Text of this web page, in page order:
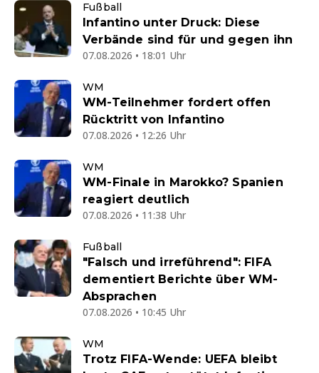
Fußball
Infantino unter Druck: Diese
Verbände sind für und gegen ihn
07.08.2026 • 18:01 Uhr
WM
WM-Teilnehmer fordert offen
Rücktritt von Infantino
07.08.2026 • 12:26 Uhr
WM
WM-Finale in Marokko? Spanien
reagiert deutlich
07.08.2026 • 11:38 Uhr
Fußball
"Falsch und irreführend": FIFA
dementiert Berichte über WM-
Absprachen
07.08.2026 • 10:45 Uhr
WM
Trotz FIFA-Wende: UEFA bleibt